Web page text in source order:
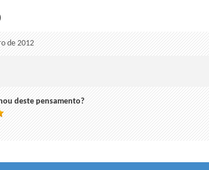
de 2012
deste pensamento?